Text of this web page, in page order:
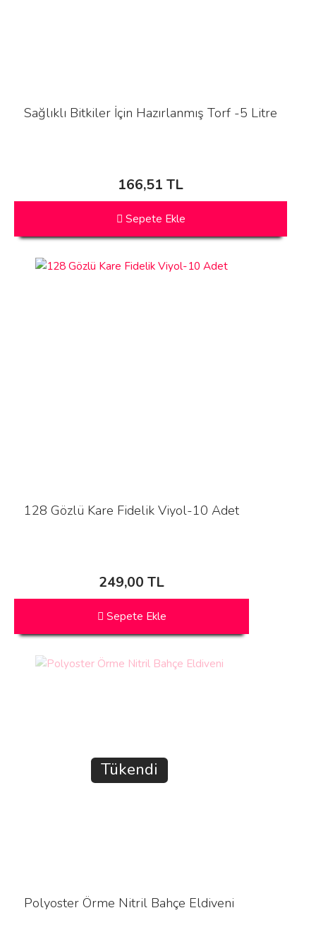
Sağlıklı Bitkiler İçin Hazırlanmış Torf -5 Litre
166,51 TL
Sepete Ekle
128 Gözlü Kare Fidelik Viyol-10 Adet
249,00 TL
Sepete Ekle
Tükendi
Polyoster Örme Nitril Bahçe Eldiveni